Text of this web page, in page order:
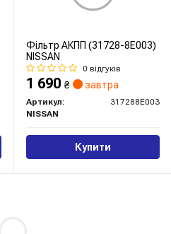
Фільтр АКПП (31728-8E003)
NISSAN
0 відгуків
1 690 ₴ завтра
Артикул:
317288E003
NISSAN
Купити